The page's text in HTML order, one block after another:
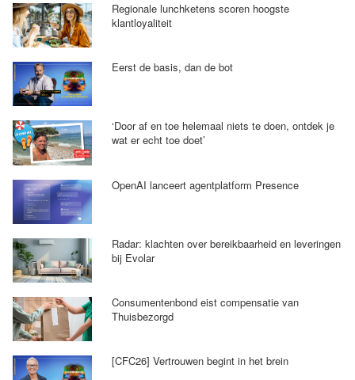
Regionale lunchketens scoren hoogste
klantloyaliteit
Eerst de basis, dan de bot
‘Door af en toe helemaal niets te doen, ontdek je
wat er echt toe doet’
OpenAI lanceert agentplatform Presence
Radar: klachten over bereikbaarheid en leveringen
bij Evolar
Consumentenbond eist compensatie van
Thuisbezorgd
[CFC26] Vertrouwen begint in het brein